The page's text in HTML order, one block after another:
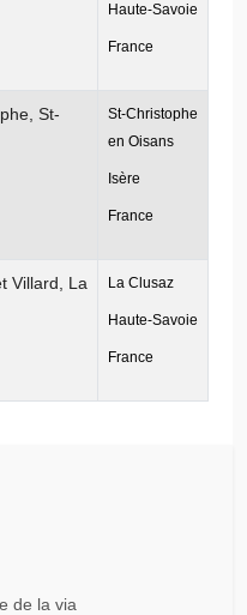
Haute-Savoie
France
St-
St-Christophe
en Oisans
Isère
France
Villard, La
La Clusaz
Haute-Savoie
France
de la via